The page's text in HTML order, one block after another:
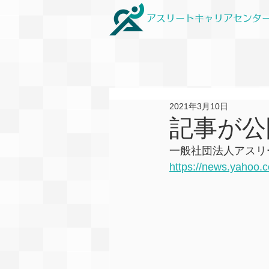
アスリートキャリアセンタ
記事が
2021年3月10日
一般社団法人アス
https://